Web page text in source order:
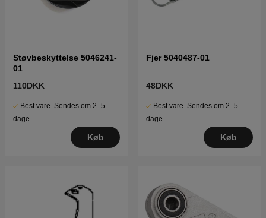
Støvbeskyttelse 5046241-
01
110DKK
Best.vare. Sendes om 2–5
dage
Køb
Fjer 5040487-01
48DKK
Best.vare. Sendes om 2–5
dage
Køb